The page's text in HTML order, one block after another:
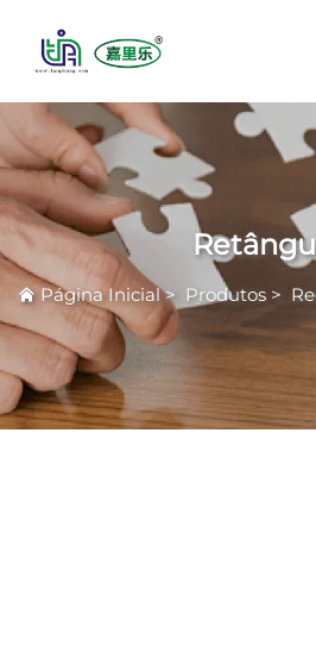
Página Inicial> Produtos >